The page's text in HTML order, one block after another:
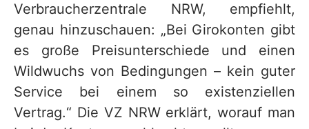
Verbraucherzentrale NRW, empfiehlt,
genau hinzuschauen: „Bei Girokonten gibt
es große Preisunterschiede und einen
Wildwuchs von Bedingungen – kein guter
Service bei einem so existenziellen
Vertrag.“ Die VZ NRW erklärt, worauf man